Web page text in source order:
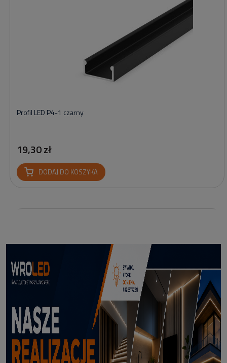
Profil LED P4-1 czarny
19,30 zł
DODAJ DO KOSZYKA
Profil led podtynkowy GK18-3 czarny 3m